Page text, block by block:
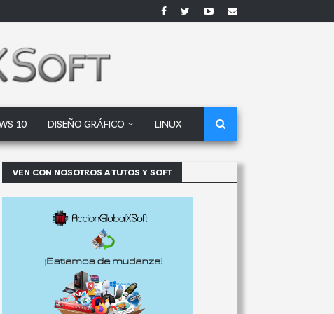
10 DISEÑO GRÁFICO LINUX
VEN CON NOSOTROS A TUTOS Y SOFT